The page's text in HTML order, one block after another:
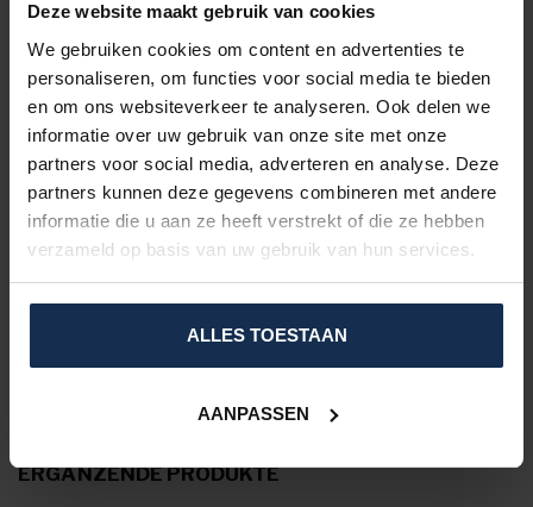
Deze website maakt gebruik van cookies
We gebruiken cookies om content en advertenties te
personaliseren, om functies voor social media te bieden
en om ons websiteverkeer te analyseren. Ook delen we
informatie over uw gebruik van onze site met onze
partners voor social media, adverteren en analyse. Deze
partners kunnen deze gegevens combineren met andere
informatie die u aan ze heeft verstrekt of die ze hebben
verzameld op basis van uw gebruik van hun services.
ALLES TOESTAAN
AANPASSEN
Feine und weiche Hausschuhe
Limitierte Auflage, limitierte Auflage
Bis zu
8 Stunden Heizen
mit einer einzigen Ladung
Unisex Modell
Material:
36% Viskose-Stapelfaser
27% Acryl
27% gekämmte Baumwolle
10% Elasthan
EIGENSCHAFTEN
ERGÄNZENDE PRODUKTE